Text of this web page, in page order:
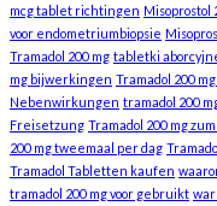
mcg tablet richtingen Misoprostol
voor endometriumbiopsie
Tramadol 200 mg tabletki
mg bijwerkingen Tramadol 200
Nebenwirkungen tramadol 200
Freisetzung Tramadol 200 mg
200 mg tweemaal per dag
Tramadol Tabletten kaufen
tramadol 200 mg voor gebruikt